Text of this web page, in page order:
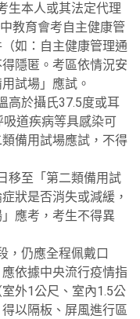
生本人或其法定代理
教育會考自主健康管
如：自主健康管理通
隱匿。考區依情況安
試場」應試。
高於攝氏37.5度或耳
道疾病等具感染可
備用試場應試，不得
移至「第二類備用試
狀是否消失或減緩，
應考，考生不得異
，仍應全程佩戴口
依據中央流行疫情指
外1公尺、室內1.5公
以隔板、屏風進行區